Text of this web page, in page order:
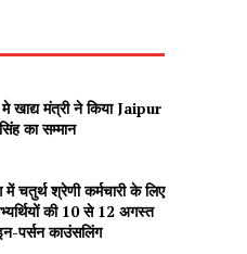
खाद्य मंत्री ने किया Jaipur
का सम्मान
में चतुर्थ श्रेणी कर्मचारी के लिए
की 10 से 12 अगस्त
पर्सन काउंसलिंग